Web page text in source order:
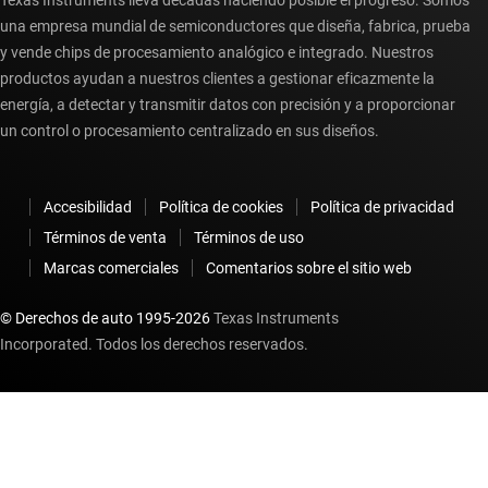
una empresa mundial de semiconductores que diseña, fabrica, prueba
y vende chips de procesamiento analógico e integrado. Nuestros
productos ayudan a nuestros clientes a gestionar eficazmente la
energía, a detectar y transmitir datos con precisión y a proporcionar
un control o procesamiento centralizado en sus diseños.
Accesibilidad Política de cookies
Política de privacidad
Términos de venta
Términos de uso
Marcas comerciales
Comentarios sobre el sitio web
© Derechos de auto 1995-2026Texas Instruments
Incorporated. Todos los derechos reservados.